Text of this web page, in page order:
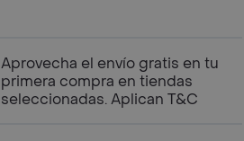
Aprovecha el envío gratis en tu
primera compra en tiendas
seleccionadas. Aplican T&C